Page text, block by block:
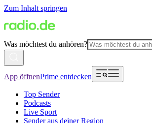
Zum Inhalt springen
Was möchtest du anhören?
App öffnenPrime entdecken
Top Sender
Podcasts
Live Sport
Sender aus deiner Region